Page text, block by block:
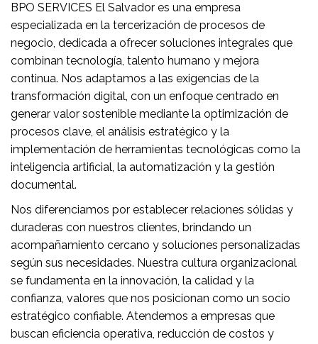
BPO SERVICES El Salvador es una empresa
especializada en la tercerización de procesos de
negocio, dedicada a ofrecer soluciones integrales que
combinan tecnología, talento humano y mejora
continua. Nos adaptamos a las exigencias de la
transformación digital, con un enfoque centrado en
generar valor sostenible mediante la optimización de
procesos clave, el análisis estratégico y la
implementación de herramientas tecnológicas como la
inteligencia artificial, la automatización y la gestión
documental.
Nos diferenciamos por establecer relaciones sólidas y
duraderas con nuestros clientes, brindando un
acompañamiento cercano y soluciones personalizadas
según sus necesidades. Nuestra cultura organizacional
se fundamenta en la innovación, la calidad y la
confianza, valores que nos posicionan como un socio
estratégico confiable. Atendemos a empresas que
buscan eficiencia operativa, reducción de costos y